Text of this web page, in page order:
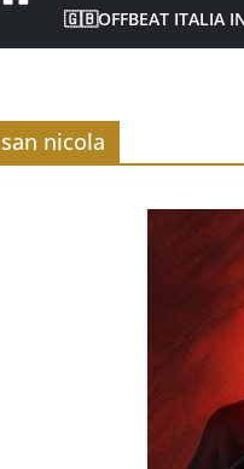
🇬🇧OFFBEAT ITALIA
san nicola